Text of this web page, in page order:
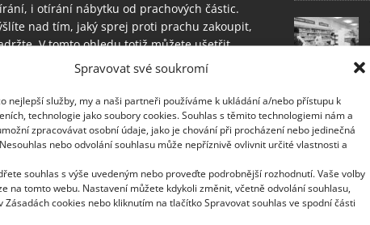
Spravovat své soukromí
nejlepší služby, my a naši partneři používáme k ukládání a/nebo přístupu k
technologie jako soubory cookies. Souhlas s těmito technologiemi nám a
zpracovávat osobní údaje, jako je chování při procházení nebo jedinečná
nebo odvolání souhlasu může nepříznivě ovlivnit určité vlastnosti a
souhlas s výše uvedeným nebo proveďte podrobnější rozhodnutí. Vaše volby
na tomto webu. Nastavení můžete kdykoli změnit, včetně odvolání souhlasu,
Zásadách cookies nebo kliknutím na tlačítko Spravovat souhlas ve spodní části
i otírání nábytku od prachových částic.
nad tím, jaký sprej proti prachu zakoupit,
V tomto ohledu totiž můžete ušetřit
navíc. Přinášíme vám velice jednoduchý a
recept na sprej domácí, který očistí povrch
dobře, jako kupované produkty.